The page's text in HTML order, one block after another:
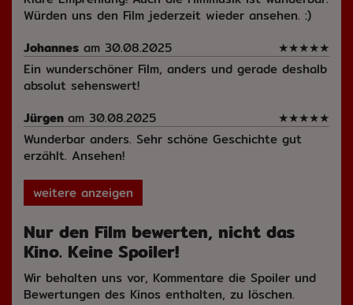
Würden uns den Film jederzeit wieder ansehen. :)
Johannes am 30.08.2025 ★★★★★
Ein wunderschöner Film, anders und gerade deshalb
absolut sehenswert!
Jürgen am 30.08.2025 ★★★★★
Wunderbar anders. Sehr schöne Geschichte gut
erzählt. Ansehen!
weitere anzeigen
Nur den Film bewerten, nicht das
Kino. Keine Spoiler!
Wir behalten uns vor, Kommentare die Spoiler und
Bewertungen des Kinos enthalten, zu löschen.